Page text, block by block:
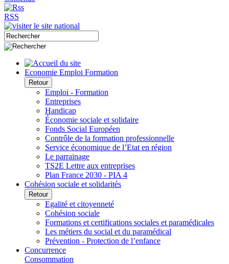
RSS
Economie Emploi Formation
Retour
Emploi - Formation
Entreprises
Handicap
Économie sociale et solidaire
Fonds Social Européen
Contrôle de la formation professionnelle
Service économique de l’Etat en région
Le parrainage
TS2E Lettre aux entreprises
Plan France 2030 - PIA 4
Cohésion sociale et solidarités
Retour
Egalité et citoyenneté
Cohésion sociale
Formations et certifications sociales et paramédicales
Les métiers du social et du paramédical
Prévention - Protection de l’enfance
Concurrence
Consommation